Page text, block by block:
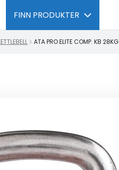
FINN PRODUKTER
ATA PRO ELITE COMP. KB 28KG